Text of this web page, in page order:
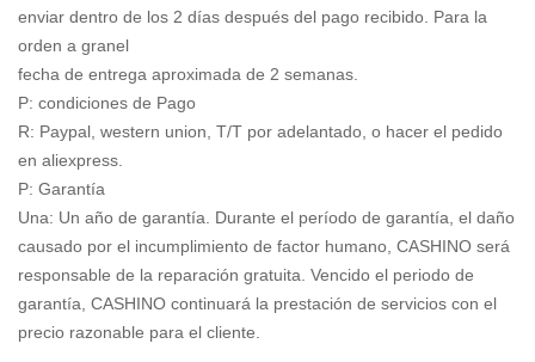
enviar dentro de los 2 días después del pago recibido. Para la
orden a granel
fecha de entrega aproximada de 2 semanas.
P: condiciones de Pago
R: Paypal, western union, T/T por adelantado, o hacer el pedido
en aliexpress.
P: Garantía
Una: Un año de garantía. Durante el período de garantía, el daño
causado por el incumplimiento de factor humano, CASHINO será
responsable de la reparación gratuita. Vencido el periodo de
garantía, CASHINO continuará la prestación de servicios con el
precio razonable para el cliente.